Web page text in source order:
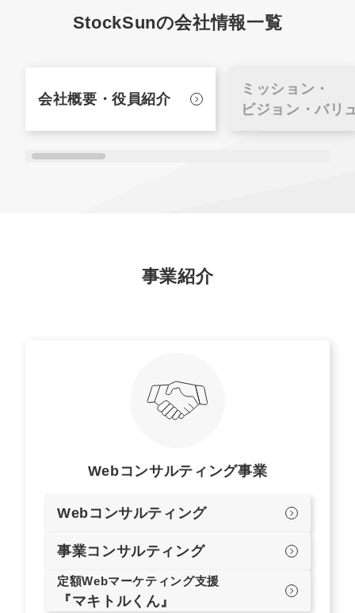
StockSunの会社情報一覧
会社概要・役員紹介
ミッション・
ビジョン・バリ
事業紹介
Webコンサルティング事業
Webコンサルティング
事業コンサルティング
定額Webマーケティング支援
『マキトルくん』